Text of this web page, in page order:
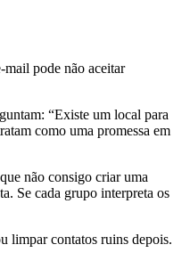
pode não aceitar
“Existe um local para
como uma promessa em
não consigo criar uma
Se cada grupo interpreta os
limpar contatos ruins depois.